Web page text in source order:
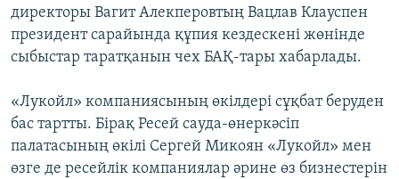
директоры Вагит Алекперовтың Вацлав Клауспен
президент сарайында құпия кездескені жөнінде
сыбыстар таратқанын чех БАҚ-тары хабарлады.
«Лукойл» компаниясының өкілдері сұқбат беруден
бас тартты. Бірақ Ресей сауда-өнеркәсіп
палатасының өкілі Сергей Микоян «Лукойл» мен
өзге де ресейлік компаниялар әрине өз бизнестерін